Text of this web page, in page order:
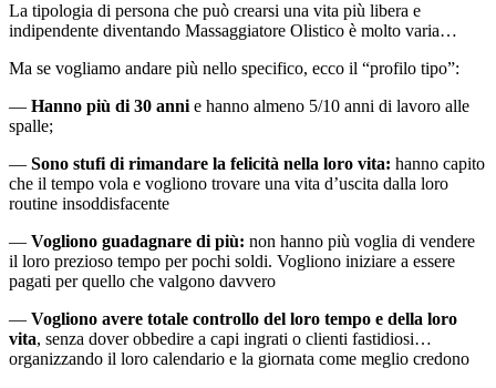
La tipologia di persona che può crearsi una vita più libera e
indipendente diventando Massaggiatore Olistico è molto varia…
Ma se vogliamo andare più nello specifico, ecco il “profilo tipo”:
— Hanno più di 30 anni e hanno almeno 5/10 anni di lavoro alle
spalle;
— Sono stufi di rimandare la felicità nella loro vita: hanno capito
che il tempo vola e vogliono trovare una vita d’uscita dalla loro
routine insoddisfacente
— Vogliono guadagnare di più: non hanno più voglia di vendere
il loro prezioso tempo per pochi soldi. Vogliono iniziare a essere
pagati per quello che valgono davvero
— Vogliono avere totale controllo del loro tempo e della loro
vita, senza dover obbedire a capi ingrati o clienti fastidiosi…
organizzando il loro calendario e la giornata come meglio credono